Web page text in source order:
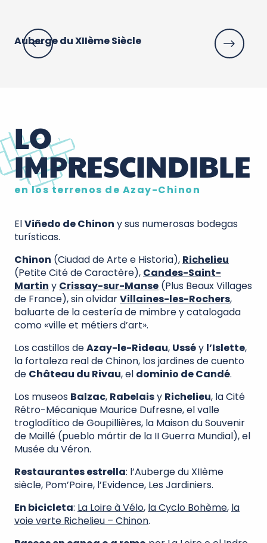
Auberge du XIIème Siècle
LO
IMPRESCINDIBLE
en los terrenos de Azay-Chinon
ElViñedo de Chinon y sus numerosas bodegas
turísticas.
Chinon (Ciudad de Arte e Historia), Richelieu
(Petite Cité de Caractère), Candes-Saint-
Martin y Crissay-sur-Manse (Plus Beaux Villages
de France), sin olvidarVillaines-les-Rochers,
baluarte de la cestería de mimbre y catalogada
como «ville et métiers d’art».
Los castillos deAzay-le-Rideau, Usséy l’Islette,
la fortaleza real de Chinon, los jardines de cuento
de Château du Rivau, el dominio de Candé.
Los museos Balzac, Rabelaisy Richelieu, la Cité
Rétro-Mécanique Maurice Dufresne, el valle
troglodítico de Goupillières, la Maison du Souvenir
de Maillé (pueblo mártir de la II Guerra Mundial), el
Musée du Véron.
Restaurantes estrella: l’Auberge du XIIème
siècle, Pom’Poire, l’Evidence, Les Jardiniers.
En bicicleta: La Loire à Vélo, la Cyclo Bohème, la
voie verte Richelieu – Chinon.